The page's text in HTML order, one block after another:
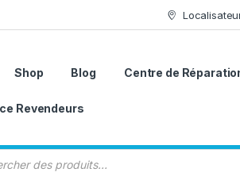
Shop Blog Centre de
Revendeurs
produits